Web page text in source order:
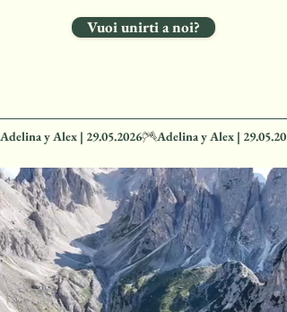
Vuoi unirti a noi?
Adelina y Alex | 29.05.2026